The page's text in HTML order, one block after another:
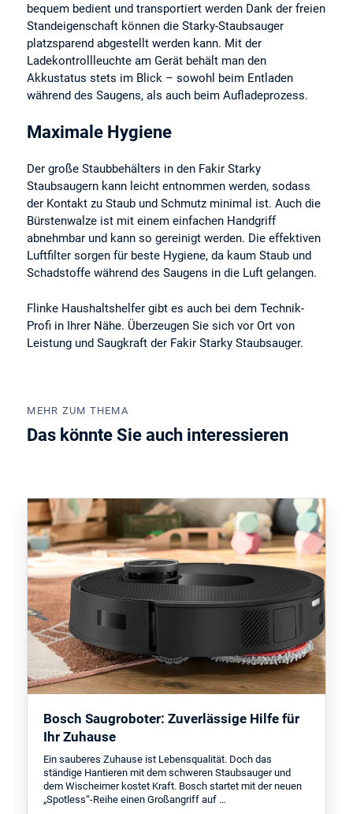
bequem bedient und transportiert werden Dank der freien
Standeigenschaft können die Starky-Staubsauger
platzsparend abgestellt werden kann. Mit der
Ladekontrollleuchte am Gerät behält man den
Akkustatus stets im Blick – sowohl beim Entladen
während des Saugens, als auch beim Aufladeprozess.
Maximale Hygiene
Der große Staubbehälters in den Fakir Starky
Staubsaugern kann leicht entnommen werden, sodass
der Kontakt zu Staub und Schmutz minimal ist. Auch die
Bürstenwalze ist mit einem einfachen Handgriff
abnehmbar und kann so gereinigt werden. Die effektiven
Luftfilter sorgen für beste Hygiene, da kaum Staub und
Schadstoffe während des Saugens in die Luft gelangen.
Flinke Haushaltshelfer gibt es auch bei dem Technik-
Profi in Ihrer Nähe. Überzeugen Sie sich vor Ort von
Leistung und Saugkraft der Fakir Starky Staubsauger.
MEHR ZUM THEMA
Das könnte Sie auch interessieren
Bosch Saugroboter: Zuverlässige Hilfe für
Ihr Zuhause
Ein sauberes Zuhause ist Lebensqualität. Doch das
ständige Hantieren mit dem schweren Staubsauger und
dem Wischeimer kostet Kraft. Bosch startet mit der neuen
„Spotless“-Reihe einen Großangriff auf …